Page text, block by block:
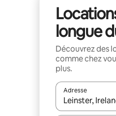
longue
Découvrez des
comme chez
plus.
Adresse
Lorsque les